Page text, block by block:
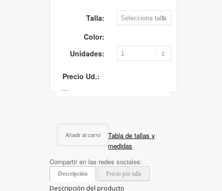
Talla:
Color:
Unidades:
Precio Ud.:
Añadir al carro
Tabla de tallas y
medidas
Compartir en las redes sociales:
Descripción Precio por talla
Descripción del producto